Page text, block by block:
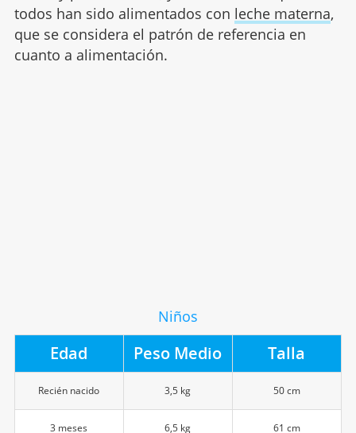
todos han sido alimentados con leche materna,
que se considera el patrón de referencia en
cuanto a alimentación.
Niños
Edad Peso Medio Talla
Recién nacido 3,5 kg 50 cm
3 meses 6,5 kg 61 cm